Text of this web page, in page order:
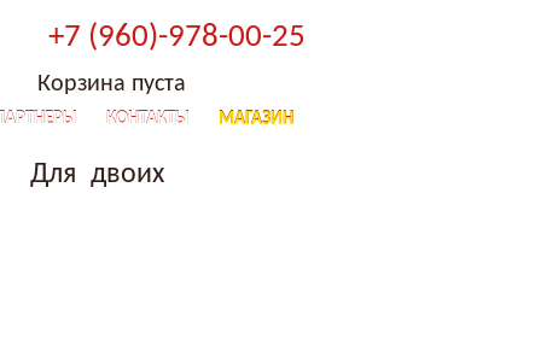
+7 (960)-978-00-25
КОНТАКТЫ МАГАЗИН
Для двоих
Корзина пуста